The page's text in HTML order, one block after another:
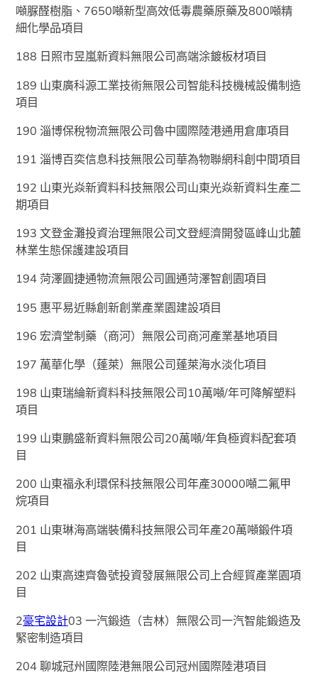
噸脲醛樹脂、7650噸新型高效低毒農藥原藥及800噸精
細化學品項目
188 日照市昱嵐新資料無限公司高端涂鍍板材項目
189 山東廣科源工業技術無限公司智能科技機械設備制造
項目
190 淄博保稅物流無限公司魯中國際陸港通用倉庫項目
191 淄博百奕信息科技無限公司華為物聯網科創中間項目
192 山東光焱新資料科技無限公司山東光焱新資料生產二
期項目
193 文登金灘投資治理無限公司文登經濟開發區峰山北麓
林業生態保護建設項目
194 菏澤圓捷通物流無限公司圓通菏澤智創園項目
195 惠平易近縣創新創業產業園建設項目
196 宏濟堂制藥（商河）無限公司商河產業基地項目
197 萬華化學（蓬萊）無限公司蓬萊海水淡化項目
198 山東瑞綸新資料科技無限公司10萬噸/年可降解塑料
項目
199 山東鵬盛新資料無限公司20萬噸/年負極資料配套項
目
200 山東福永利環保科技無限公司年產30000噸二氟甲
烷項目
201 山東琳海高端裝備科技無限公司年產20萬噸鍛件項
目
202 山東高速齊魯號投資發展無限公司上合經貿產業園項
目
2豪宅設計03 一汽鍛造（吉林）無限公司一汽智能鍛造及
緊密制造項目
204 聊城冠州國際陸港無限公司冠州國際陸港項目